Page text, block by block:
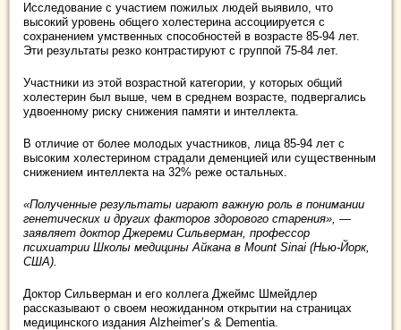
Исследование с участием пожилых людей выявило, что
высокий уровень общего холестерина ассоциируется с
сохранением умственных способностей в возрасте 85-94 лет.
Эти результаты резко контрастируют с группой 75-84 лет.
Участники из этой возрастной категории, у которых общий
холестерин был выше, чем в среднем возрасте, подвергались
удвоенному риску снижения памяти и интеллекта.
В отличие от более молодых участников, лица 85-94 лет с
высоким холестерином страдали деменцией или существенным
снижением интеллекта на 32% реже остальных.
«Полученные результаты играют важную роль в понимании
генетических и других факторов здорового старения», —
заявляет доктор Джереми Сильверман, профессор
психиатрии Школы медицины Айкана в Mount Sinai (Нью-Йорк,
США).
Доктор Сильверман и его коллега Джеймс Шмейдлер
рассказывают о своем неожиданном открытии на страницах
медицинского издания Alzheimer’s & Dementia.